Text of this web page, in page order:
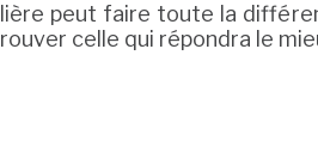
peut faire toute la
celle qui répondra le